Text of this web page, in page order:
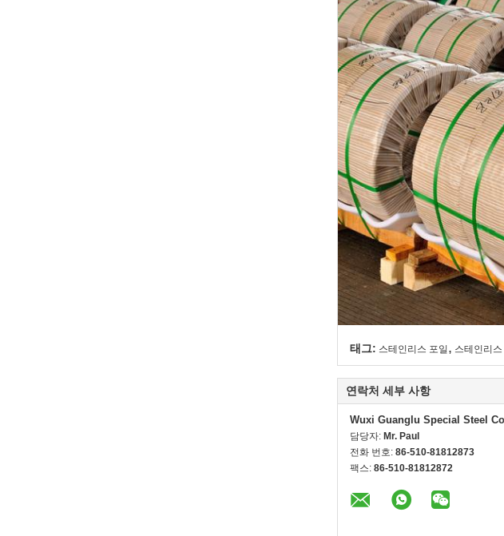
태그: 스테인리스 포일 , 스테인리
연락처 세부 사항
Wuxi Guanglu Special Steel
담당자: Mr. Paul
전화 번호: 86-510-81812873
팩스: 86-510-81812872